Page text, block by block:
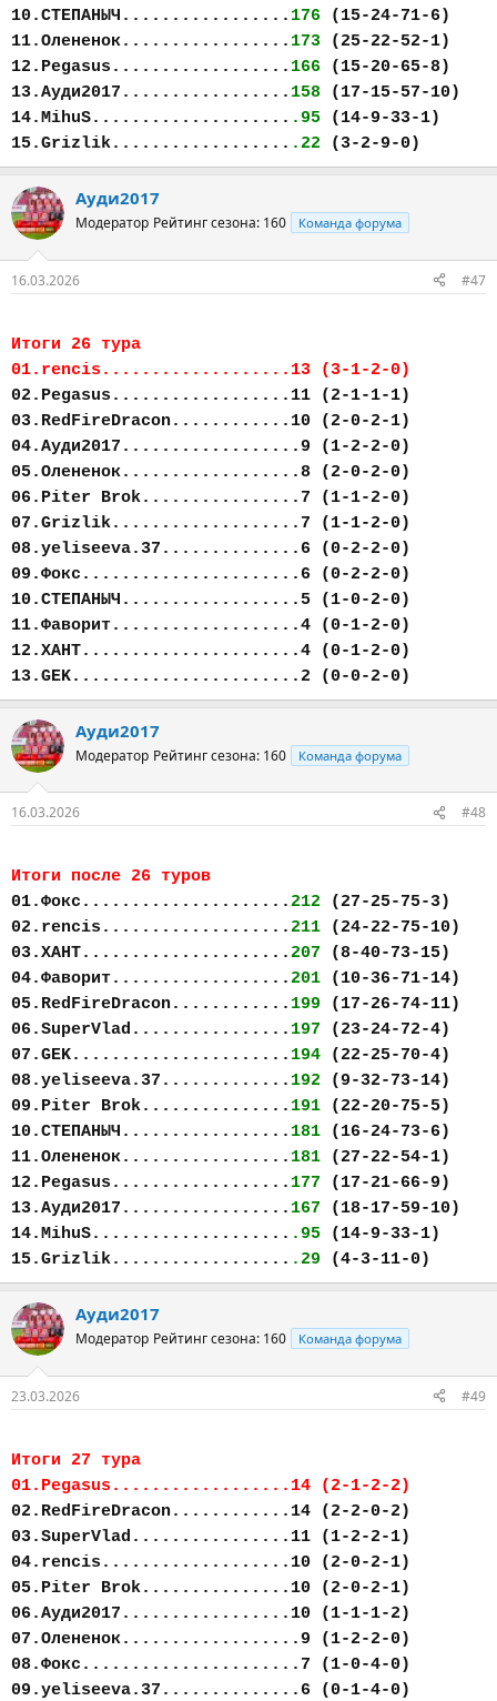
10.СТЕПАНЫЧ................. 176 (15-24-71-6)
11.Олененок................. 173 (25-22-52-1)
12.Pegasus.................. 166 (15-20-65-8)
13.Ауди2017................. 158 (17-15-57-10)
14.MihuS.................... .95 (14-9-33-1)
15.Grizlik.................. .22 (3-2-9-0)
Ауди2017
Модератор Рейтинг сезона: 160 Команда форума
16.03.2026 #47
Итоги 26 тура
01.rencis...................13 (3-1-2-0)
02.Pegasus..................11 (2-1-1-1)
03.RedFireDracon............10 (2-0-2-1)
04.Ауди2017..................9 (1-2-2-0)
05.Олененок..................8 (2-0-2-0)
06.Piter Brok................7 (1-1-2-0)
07.Grizlik...................7 (1-1-2-0)
08.yeliseeva.37..............6 (0-2-2-0)
09.Фокс......................6 (0-2-2-0)
10.СТЕПАНЫЧ..................5 (1-0-2-0)
11.Фаворит...................4 (0-1-2-0)
12.ХАНТ......................4 (0-1-2-0)
13.GEK.......................2 (0-0-2-0)
Ауди2017
Модератор Рейтинг сезона: 160 Команда форума
16.03.2026 #48
Итоги после 26 туров
01.Фокс.....................212 (27-25-75-3)
02.rencis...................211 (24-22-75-10)
03.ХАНТ.....................207 (8-40-73-15)
04.Фаворит..................201 (10-36-71-14)
05.RedFireDracon............ 199 (17-26-74-11)
06.SuperVlad................ 197 (23-24-72-4)
07.GEK...................... 194 (22-25-70-4)
08.yeliseeva.37............. 192 (9-32-73-14)
09.Piter Brok............... 191 (22-20-75-5)
10.СТЕПАНЫЧ................. 181 (16-24-73-6)
11.Олененок................. 181 (27-22-54-1)
12.Pegasus.................. 177 (17-21-66-9)
13.Ауди2017................. 167 (18-17-59-10)
14.MihuS.................... .95 (14-9-33-1)
15.Grizlik.................. .29 (4-3-11-0)
Ауди2017
Модератор Рейтинг сезона: 160 Команда форума
23.03.2026 #49
Итоги 27 тура
01.Pegasus..................14 (2-1-2-2)
02.RedFireDracon............14 (2-2-0-2)
03.SuperVlad................11 (1-2-2-1)
04.rencis...................10 (2-0-2-1)
05.Piter Brok...............10 (2-0-2-1)
06.Ауди2017.................10 (1-1-1-2)
07.Олененок..................9 (1-2-2-0)
08.Фокс......................7 (1-0-4-0)
09.yeliseeva.37..............6 (0-1-4-0)